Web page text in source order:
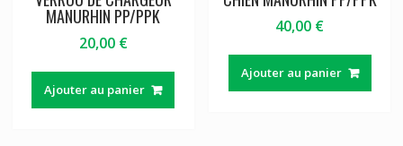
MANURHIN PP/PPK
20,00 €
Ajouter au panier
40,00 €
Ajouter au panier